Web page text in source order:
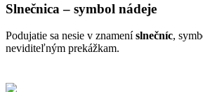
Slnečnica – symbol nádeje
Podujatie sa nesie v znameníslnečníc,
neviditeľným prekážkam.